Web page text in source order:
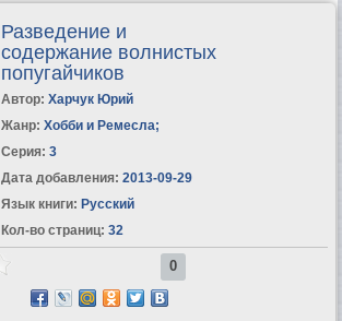
Разведение и
содержание волнистых
попугайчиков
Автор: Харчук Юрий
Жанр: Хобби и Ремесла;
Серия: 3
Дата добавления: 2013-09-29
Язык книги: Русский
Кол-во страниц: 32
0